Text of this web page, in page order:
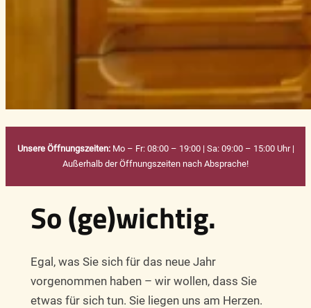
Unsere Öffnungszeiten:Mo – Fr: 08:00 – 19:00 | Sa: 09:00 – 15:00 Uhr |
Außerhalb der Öffnungszeiten nach Absprache!
So (ge)wichtig.
Egal, was Sie sich für das neue Jahr
vorgenommen haben – wir wollen, dass Sie
etwas für sich tun. Sie liegen uns am Herzen.